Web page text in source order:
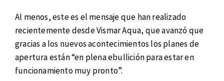
Al menos, este es el mensaje que han realizado
recientemente desde Vismar Aqua, que avanzó que
gracias a los nuevos acontecimientos los planes de
apertura están “en plena ebullición para estar en
funcionamiento muy pronto”.